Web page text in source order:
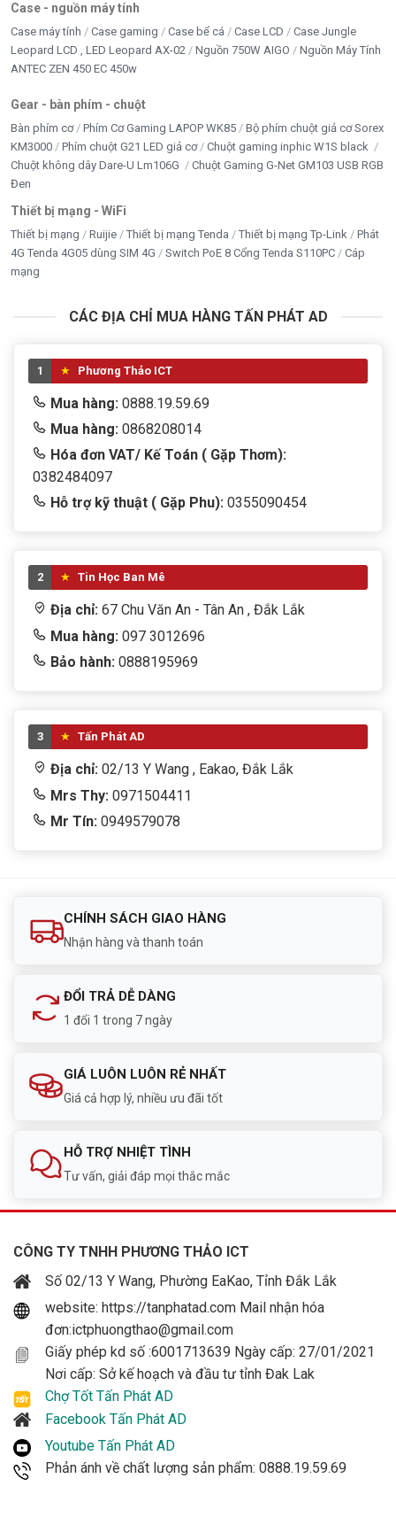
Case - nguồn máy tính
Case máy tính Case gaming Case bể cá Case LCD
Case Jungle
Leopard LCD , LED Leopard AX-02
Nguồn 750W AIGO
Nguồn Máy Tính
ANTEC ZEN 450 EC 450w
Gear - bàn phím - chuột
Bàn phím cơ Phím Cơ Gaming LAPOP WK85
Bộ phím chuột giả cơ Sorex
KM3000
Phím chuột G21 LED giả cơ
Chuột gaming inphic W1S black
Chuột không dây Dare-U Lm106G
Chuột Gaming G-Net GM103 USB RGB
Đen
Thiết bị mạng - WiFi
Thiết bị mạng Ruijie Thiết bị mạng Tenda Thiết bị mạng Tp-Link
Phát
4G Tenda 4G05 dùng SIM 4G
Switch PoE 8 Cổng Tenda S110PC
Cáp
mạng
CÁC ĐỊA CHỈ MUA HÀNG TẤN PHÁT AD
1 Phương Thảo ICT
Mua hàng: 0888.19.59.69
Mua hàng: 0868208014
Hóa đơn VAT/ Kế Toán ( Gặp Thơm):
0382484097
Hỗ trợ kỹ thuật ( Gặp Phu): 0355090454
2 Tin Học Ban Mê
Địa chỉ: 67 Chu Văn An - Tân An , Đắk Lắk
Mua hàng: 097 3012696
Bảo hành: 0888195969
3 Tấn Phát AD
Địa chỉ: 02/13 Y Wang , Eakao, Đắk Lắk
Mrs Thy: 0971504411
Mr Tín: 0949579078
CHÍNH SÁCH GIAO HÀNG
Nhận hàng và thanh toán
ĐỔI TRẢ DỄ DÀNG
1 đổi 1 trong 7 ngày
GIÁ LUÔN LUÔN RẺ NHẤT
Giá cả hợp lý, nhiều ưu đãi tốt
HỖ TRỢ NHIỆT TÌNH
Tư vấn, giải đáp mọi thắc mắc
CÔNG TY TNHH PHƯƠNG THẢO ICT
Số 02/13 Y Wang, Phường EaKao, Tỉnh Đắk Lắk
website: https://tanphatad.com Mail nhận hóa
đơn:ictphuongthao@gmail.com
Giấy phép kd số :6001713639 Ngày cấp: 27/01/2021
Nơi cấp: Sở kế hoạch và đầu tư tỉnh Đak Lak
Chợ Tốt Tấn Phát AD
Facebook Tấn Phát AD
Youtube Tấn Phát AD
Phản ánh về chất lượng sản phẩm: 0888.19.59.69